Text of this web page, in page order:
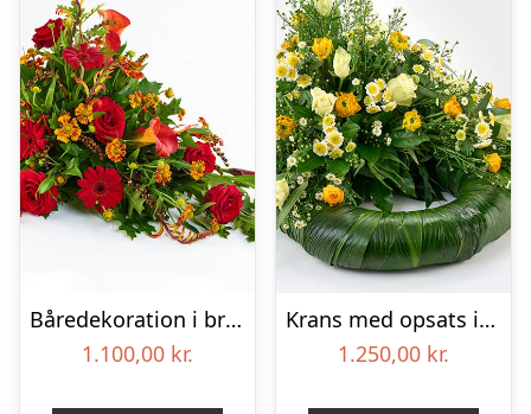
Båredekoration i brændte farver – Blomster til begravelse
1.100,00 kr.
Krans med opsats i gule farver – Blomster til begravelse
1.250,00 kr.